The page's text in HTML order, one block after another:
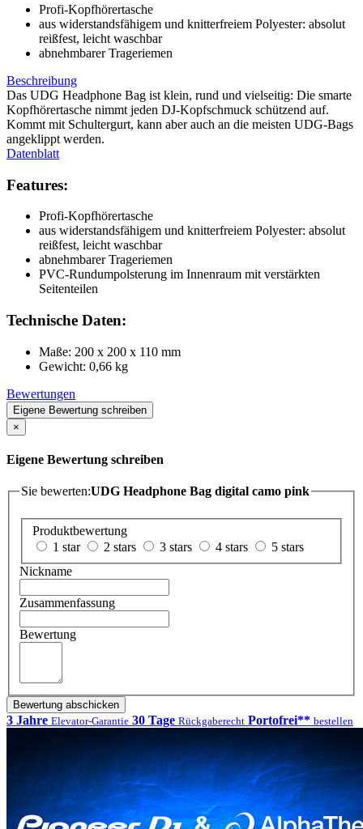
Profi-Kopfhörertasche
aus widerstandsfähigem und knitterfreiem Polyester: absolut
reißfest, leicht waschbar
abnehmbarer Trageriemen
Beschreibung
Das UDG Headphone Bag ist klein, rund und vielseitig: Die smarte
Kopfhörertasche nimmt jeden DJ-Kopfschmuck schützend auf.
Kommt mit Schultergurt, kann aber auch an die meisten UDG-Bags
angeklippt werden.
Datenblatt
Features:
Profi-Kopfhörertasche
aus widerstandsfähigem und knitterfreiem Polyester: absolut
reißfest, leicht waschbar
abnehmbarer Trageriemen
PVC-Rundumpolsterung im Innenraum mit verstärkten
Seitenteilen
Technische Daten:
Maße: 200 x 200 x 110 mm
Gewicht: 0,66 kg
Bewertungen
Eigene Bewertung schreiben
×
Eigene Bewertung schreiben
Sie bewerten:UDG Headphone Bag digital camo pink
Produktbewertung
1 star
2 stars 3 stars 4 stars
5 stars
Nickname
Zusammenfassung
Bewertung
Bewertung abschicken
3 Jahre Elevator-Garantie 30 Tage Rückgaberecht Portofrei** bestellen